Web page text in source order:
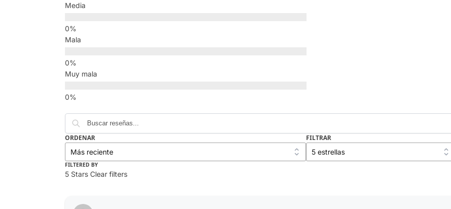
Media
Mala
Muy mala
ORDENAR FILTRAR
FILTERED BY
5 Stars Clear filters